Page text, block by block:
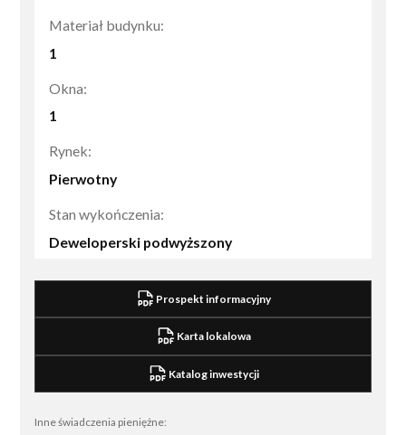
Materiał budynku:
1
Okna:
1
Rynek:
Pierwotny
Stan wykończenia:
Deweloperski podwyższony
Prospekt informacyjny
Karta lokalowa
Katalog inwestycji
Inne świadczenia pieniężne: